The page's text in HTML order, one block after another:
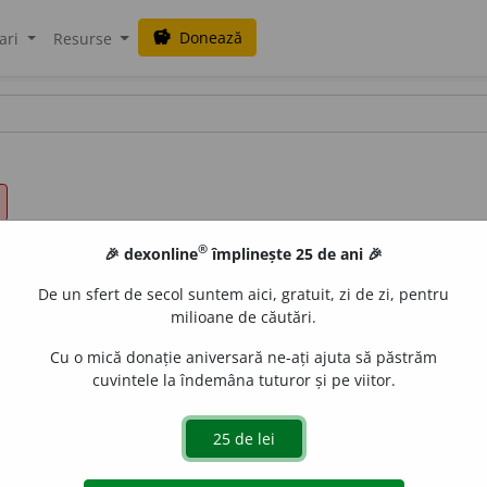
Resurse savings Donează
) A uni în baza unei asociații. 2) A face să
🎉 dexonline® împlinește 25 de ani 🎉
De un sfert de secol suntem aici, gratuit, zi de zi, pentru
milioane de căutări.
Cu o mică donație aniversară ne-ați ajuta să păstrăm
cuvintele la îndemâna tuturor și pe viitor.